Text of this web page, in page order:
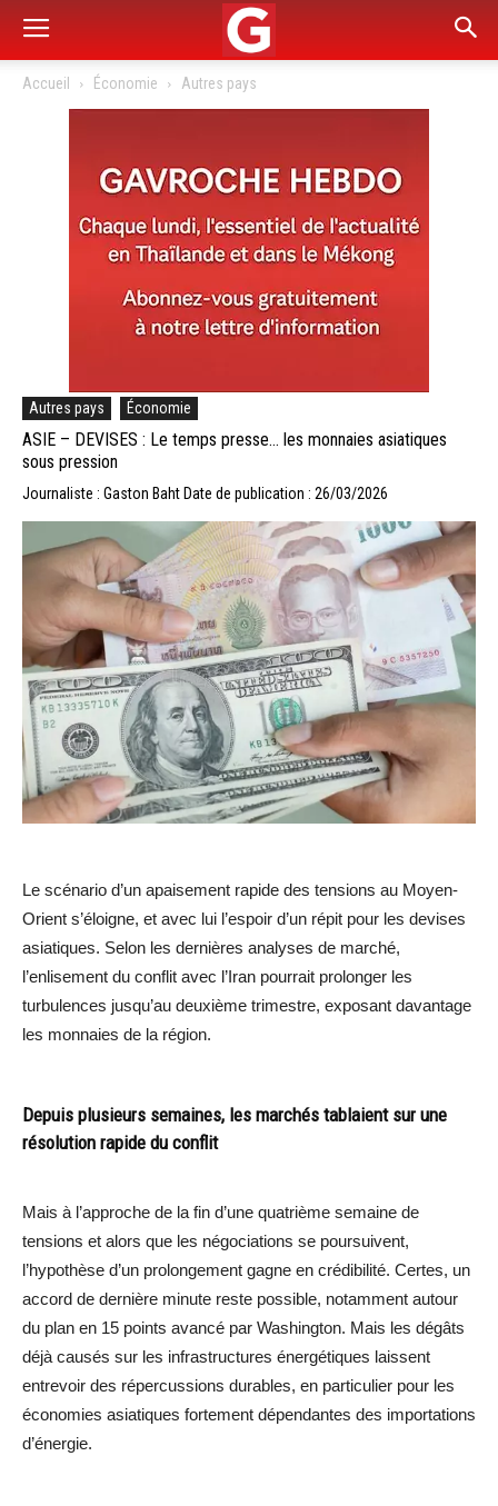
Accueil Économie Autres pays
Autres pays Économie
ASIE – DEVISES : Le temps presse… les monnaies asiatiques
sous pression
Journaliste : Gaston Baht Date de publication : 26/03/2026
Le scénario d’un apaisement rapide des tensions au Moyen-
Orient s’éloigne, et avec lui l’espoir d’un répit pour les devises
asiatiques. Selon les dernières analyses de marché,
l’enlisement du conflit avec l’Iran pourrait prolonger les
turbulences jusqu’au deuxième trimestre, exposant davantage
les monnaies de la région.
Depuis plusieurs semaines, les marchés tablaient sur une
résolution rapide du conflit
Mais à l’approche de la fin d’une quatrième semaine de
tensions et alors que les négociations se poursuivent,
l’hypothèse d’un prolongement gagne en crédibilité. Certes, un
accord de dernière minute reste possible, notamment autour
du plan en 15 points avancé par Washington. Mais les dégâts
déjà causés sur les infrastructures énergétiques laissent
entrevoir des répercussions durables, en particulier pour les
économies asiatiques fortement dépendantes des importations
d’énergie.